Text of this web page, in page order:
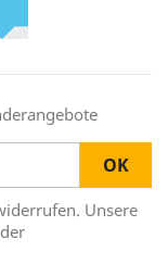
Unsere